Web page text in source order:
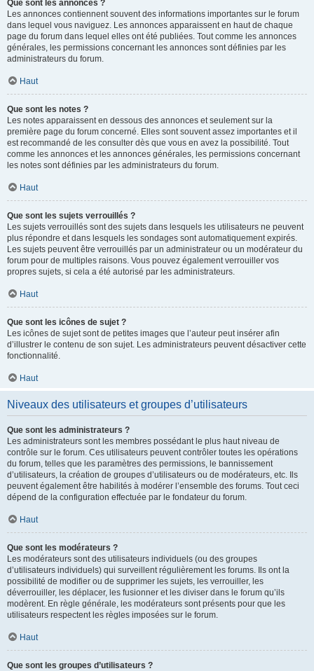
Que sont les annonces ?
Les annonces contiennent souvent des informations importantes sur le forum
dans lequel vous naviguez. Les annonces apparaissent en haut de chaque
page du forum dans lequel elles ont été publiées. Tout comme les annonces
générales, les permissions concernant les annonces sont définies par les
administrateurs du forum.
Haut
Que sont les notes ?
Les notes apparaissent en dessous des annonces et seulement sur la
première page du forum concerné. Elles sont souvent assez importantes et il
est recommandé de les consulter dès que vous en avez la possibilité. Tout
comme les annonces et les annonces générales, les permissions concernant
les notes sont définies par les administrateurs du forum.
Haut
Que sont les sujets verrouillés ?
Les sujets verrouillés sont des sujets dans lesquels les utilisateurs ne peuvent
plus répondre et dans lesquels les sondages sont automatiquement expirés.
Les sujets peuvent être verrouillés par un administrateur ou un modérateur du
forum pour de multiples raisons. Vous pouvez également verrouiller vos
propres sujets, si cela a été autorisé par les administrateurs.
Haut
Que sont les icônes de sujet ?
Les icônes de sujet sont de petites images que l’auteur peut insérer afin
d’illustrer le contenu de son sujet. Les administrateurs peuvent désactiver cette
fonctionnalité.
Haut
Niveaux des utilisateurs et groupes d’utilisateurs
Que sont les administrateurs ?
Les administrateurs sont les membres possédant le plus haut niveau de
contrôle sur le forum. Ces utilisateurs peuvent contrôler toutes les opérations
du forum, telles que les paramètres des permissions, le bannissement
d’utilisateurs, la création de groupes d’utilisateurs ou de modérateurs, etc. Ils
peuvent également être habilités à modérer l’ensemble des forums. Tout ceci
dépend de la configuration effectuée par le fondateur du forum.
Haut
Que sont les modérateurs ?
Les modérateurs sont des utilisateurs individuels (ou des groupes
d’utilisateurs individuels) qui surveillent régulièrement les forums. Ils ont la
possibilité de modifier ou de supprimer les sujets, les verrouiller, les
déverrouiller, les déplacer, les fusionner et les diviser dans le forum qu’ils
modèrent. En règle générale, les modérateurs sont présents pour que les
utilisateurs respectent les règles imposées sur le forum.
Haut
Que sont les groupes d’utilisateurs ?